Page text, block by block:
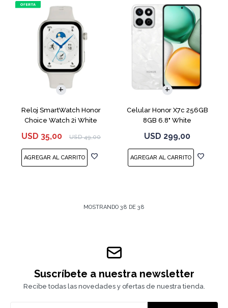
Reloj SmartWatch Honor
Choice Watch 2i White
USD 35,00 USD 49,00
Celular Honor X7c 256GB
8GB 6.8" White
USD 299,00
COMPARAR
MOSTRANDO 38 DE 38
Suscríbete a nuestra newsletter
Recibe todas las novedades y ofertas de nuestra tienda.